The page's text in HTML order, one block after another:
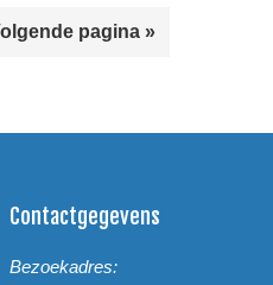
pagina »
Contactgegevens
Bezoekadres: